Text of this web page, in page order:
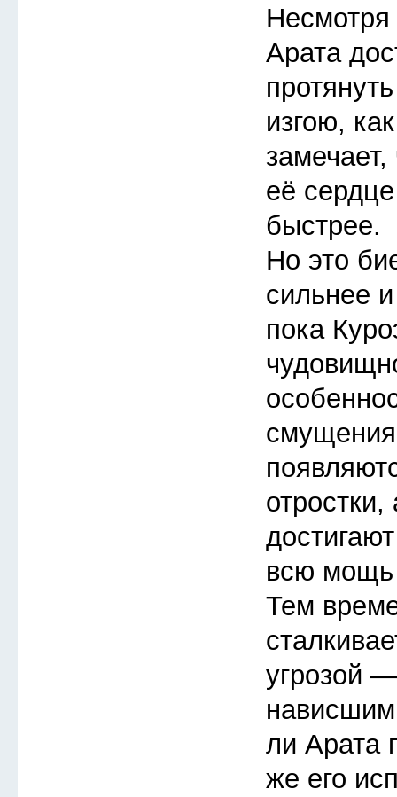
Несмотря
Арата
изгою,
замечает,
её
быстрее.
Но это
сильнее
пока
всю мощь
Тем
угрозой
ли Арата
же его